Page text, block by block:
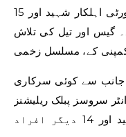
مزید کہا کہ اس حملے میں تین سیکیورٹی اہلکار شہید اور 15
ہوگئے۔ گیس اور تیل کی تلاش
جانب سے کوئی سرکاری
سروسز پبلک ریلیشنز
نے کہا کہ حملے میں ایک فوجی شہید اور 14 دیگر افراد